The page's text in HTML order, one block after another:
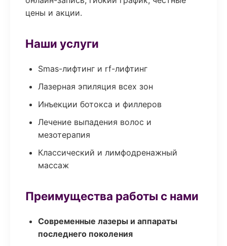
цены и акции.
Наши услуги
Smas-лифтинг и rf-лифтинг
Лазерная эпиляция всех зон
Инъекции ботокса и филлеров
Лечение выпадения волос и
мезотерапия
Классический и лимфодренажный
массаж
Преимущества работы с нами
Современные лазеры и аппараты
последнего поколения